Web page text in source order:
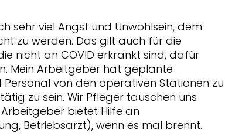
sehr viel Angst und Unwohlsein, dem
zu werden. Das gilt auch für die
nicht an COVID erkrankt sind, dafür
Mein Arbeitgeber hat geplante
von den operativen Stationen zu
zu sein. Wir Pfleger tauschen uns
bietet Hilfe an
Betriebsarzt), wenn es mal brennt.